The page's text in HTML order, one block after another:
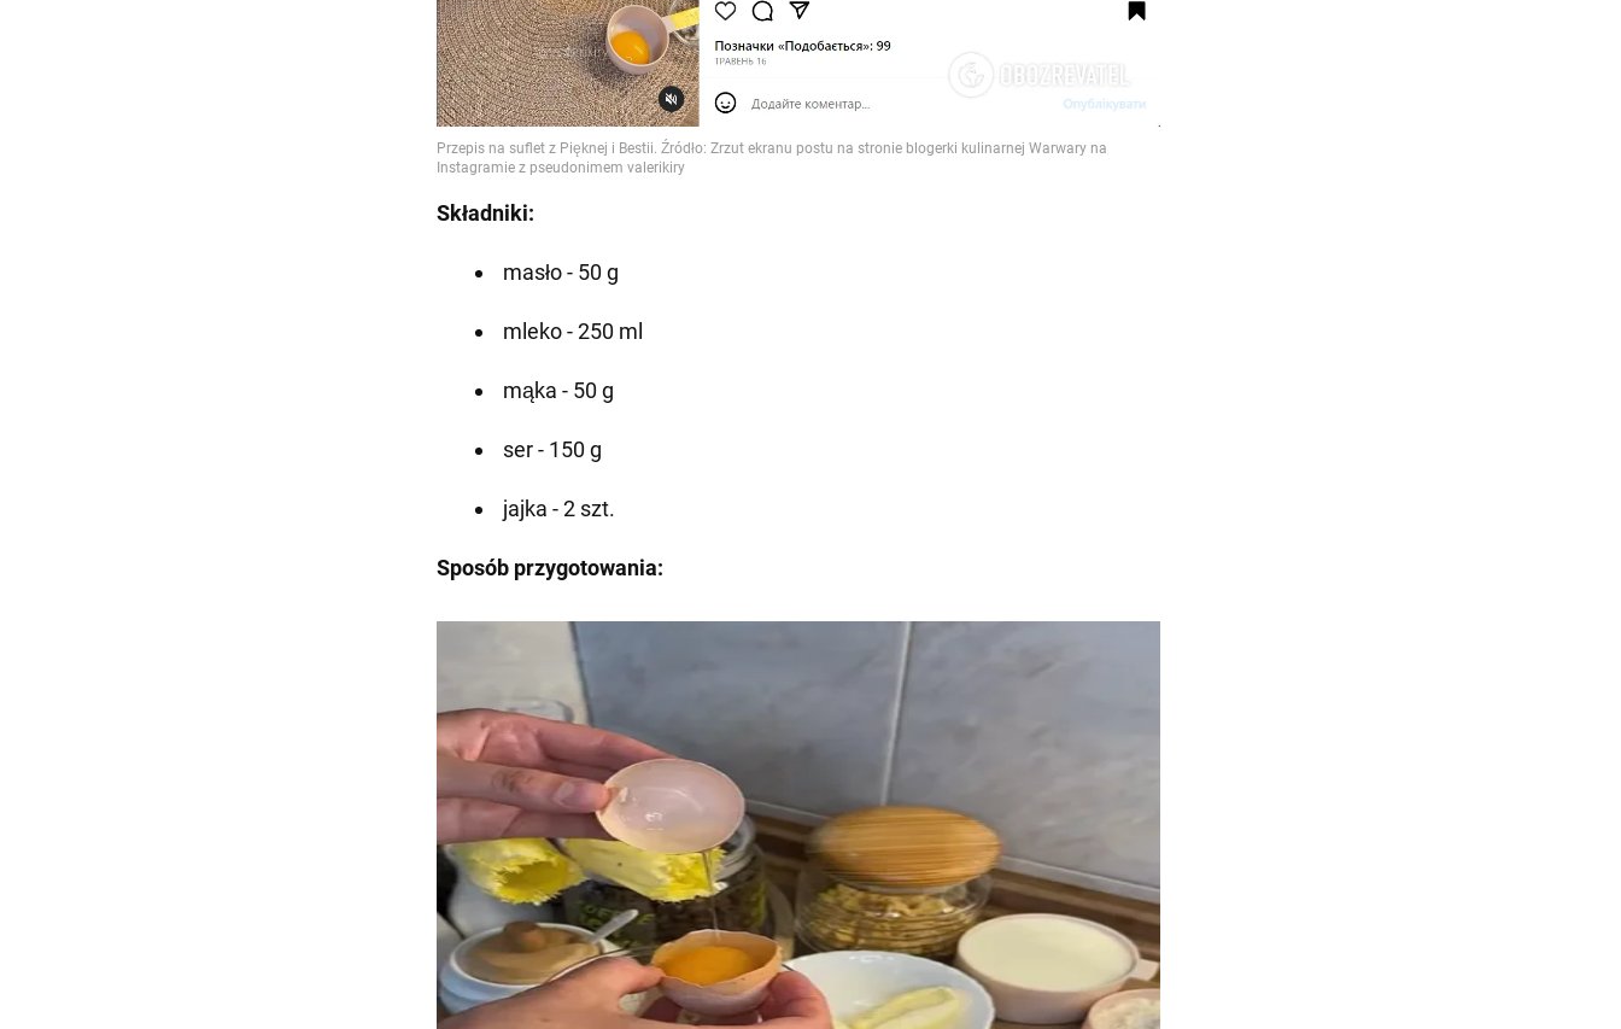
Składniki:
masło - 50 g
mleko - 250 ml
mąka - 50 g
ser - 150 g
jajka - 2 szt.
Sposób przygotowania: